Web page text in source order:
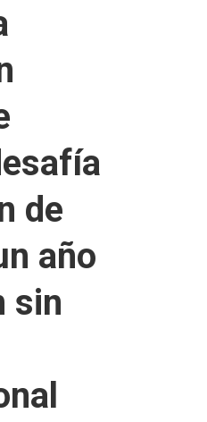
de
año
sin